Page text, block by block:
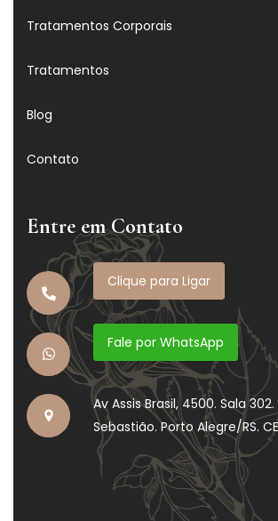
Tratamentos Corporais
Tratamentos
Blog
Contato
Entre em Contato
Clique para Ligar
Fale por WhatsApp
Av Assis Brasil, 4500. Sala
Sebastião. Porto Alegre/RS.